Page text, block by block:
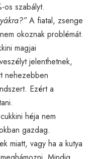
os szabályt.
A fiatal, zsenge
okoznak problémát.
magjai
jelenthetnek,
nehezebben
Ezért a
héja nem
gazdag.
miatt, vagy ha a kutya